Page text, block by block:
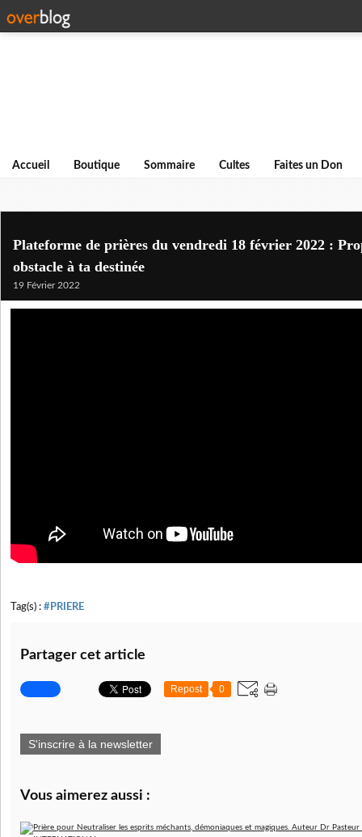
Accueil Boutique Sommaire Cultes Faites un Don
Plateforme de prières du vendredi 18 février 2022 :
obstacle à ta destinée
19 Février 2022
Tag(s) : #PRIERE
Partager cet article
Repost 0
S'inscrire à la newsletter
Vous aimerez aussi :